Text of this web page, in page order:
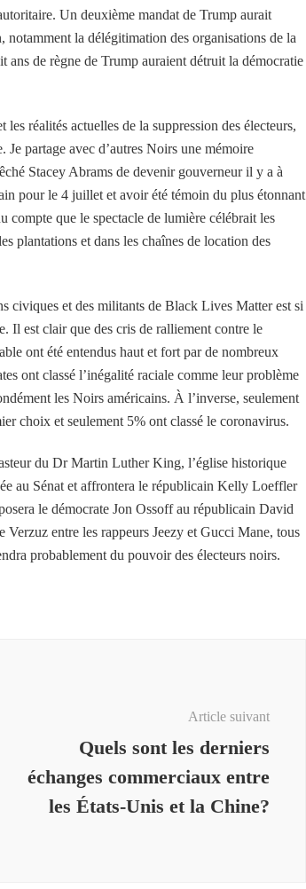
Un deuxième mandat de Trump aurait
notamment la délégitimation des organisations de la
de règne de Trump auraient détruit la démocratie
réalités actuelles de la suppression des électeurs,
partage avec d’autres Noirs une mémoire
Stacey Abrams de devenir gouverneur il y a à
pour le 4 juillet et avoir été témoin du plus étonnant
compte que le spectacle de lumière célébrait les
plantations et dans les chaînes de location des
civiques et des militants de Black Lives Matter est si
Il est clair que des cris de ralliement contre le
ont été entendus haut et fort par de nombreux
ont classé l’inégalité raciale comme leur problème
les Noirs américains. À l’inverse, seulement
choix et seulement 5% ont classé le coronavirus.
du Dr Martin Luther King, l’église historique
au Sénat et affrontera le républicain Kelly Loeffler
le démocrate Jon Ossoff au républicain David
entre les rappeurs Jeezy et Gucci Mane, tous
probablement du pouvoir des électeurs noirs.
Article suivant
Quels sont les derniers
échanges commerciaux entre
les États-Unis et la Chine?